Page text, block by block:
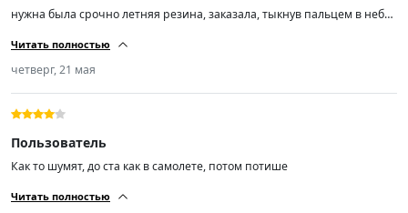
нужна была срочно летняя резина, заказала, тыкнув пальцем в небо,
Читать полностью
четверг, 21 мая
Пользователь
Как то шумят, до ста как в самолете, потом потише
Читать полностью